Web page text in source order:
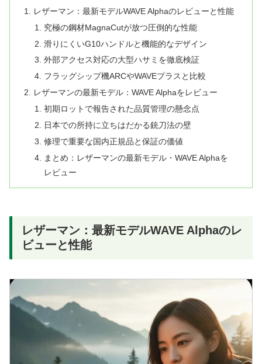
レザーマン：最新モデルWAVE Alphaのレビューと性能
究極の鋼材MagnaCutが放つ圧倒的な性能
滑りにくいG10ハンドルと機能的なデザイン
外部アクセス対応の大型ハサミを徹底検証
フラッグシップ機ARCやWAVEプラスと比較
レザーマンの最新モデル：WAVE Alphaをレビュー
初期ロットで報告された品質管理の懸念点
日本での所持に立ちはだかる銃刀法の壁
修理で重要な国内正規品と保証の価値
まとめ：レザーマンの最新モデル・WAVE Alphaを
レビュー
レザーマン：最新モデルWAVE Alphaのレ
ビューと性能